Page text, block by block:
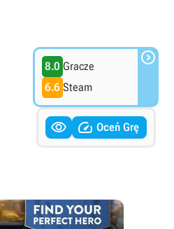
8.0 Gracze
6.6 Steam

  Oceń Grę